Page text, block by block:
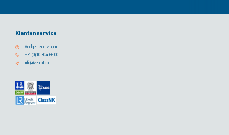
Klantenservice
Veelgestelde vragen
+31 (0) 10 304 66 00
info@vescoil.com